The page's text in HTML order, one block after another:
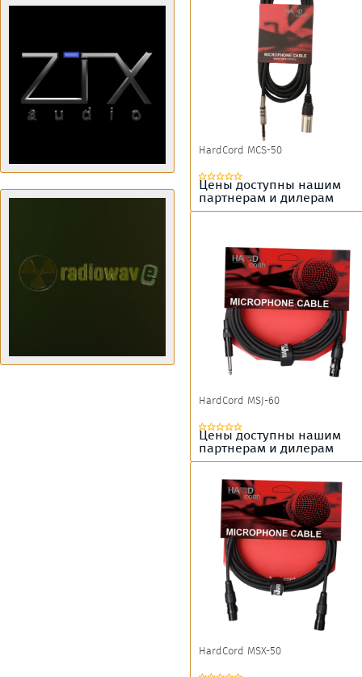
HardCord MCS-50
Цены доступны нашим
партнерам и дилерам
HardCord MSJ-60
Цены доступны нашим
партнерам и дилерам
HardCord MSX-50